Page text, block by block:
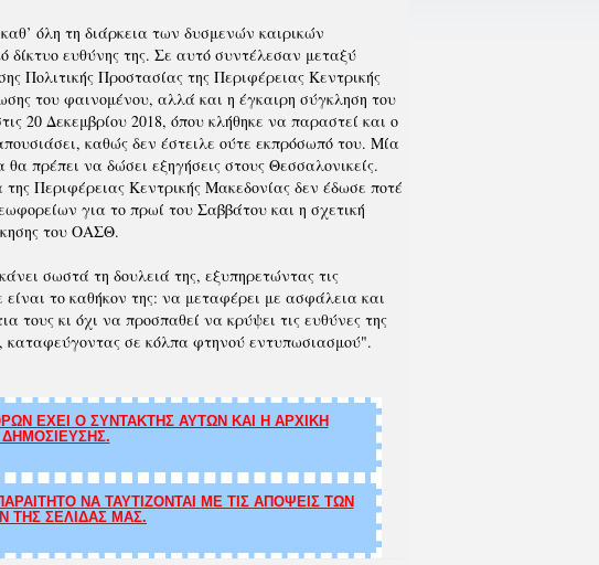
όλη τη διάρκεια των δυσμενών καιρικών
δίκτυο ευθύνης της. Σε αυτό συντέλεσαν μεταξύ
Πολιτικής Προστασίας της Περιφέρειας Κεντρικής
του φαινομένου, αλλά και η έγκαιρη σύγκληση του
20 Δεκεμβρίου 2018, όπου κλήθηκε να παραστεί και ο
καθώς δεν έστειλε ούτε εκπρόσωπό του. Μία
πρέπει να δώσει εξηγήσεις στους Θεσσαλονικείς.
Περιφέρειας Κεντρικής Μακεδονίας δεν έδωσε ποτέ
για το πρωί του Σαββάτου και η σχετική
του ΟΑΣΘ.
σωστά τη δουλειά της, εξυπηρετώντας τις
το καθήκον της: να μεταφέρει με ασφάλεια και
τους κι όχι να προσπαθεί να κρύψει τις ευθύνες της
καταφεύγοντας σε κόλπα φτηνού εντυπωσιασμού".
ΕΧΕΙ Ο ΣΥΝΤΑΚΤΗΣ ΑΥΤΩΝ ΚΑΙ Η ΑΡΧΙΚΗ
ΔΗΜΟΣΙΕΥΣΗΣ.
ΝΑ ΤΑΥΤΙΖΟΝΤΑΙ ΜΕ ΤΙΣ ΑΠΟΨΕΙΣ ΤΩΝ
ΤΗΣ ΣΕΛΙΔΑΣ ΜΑΣ.